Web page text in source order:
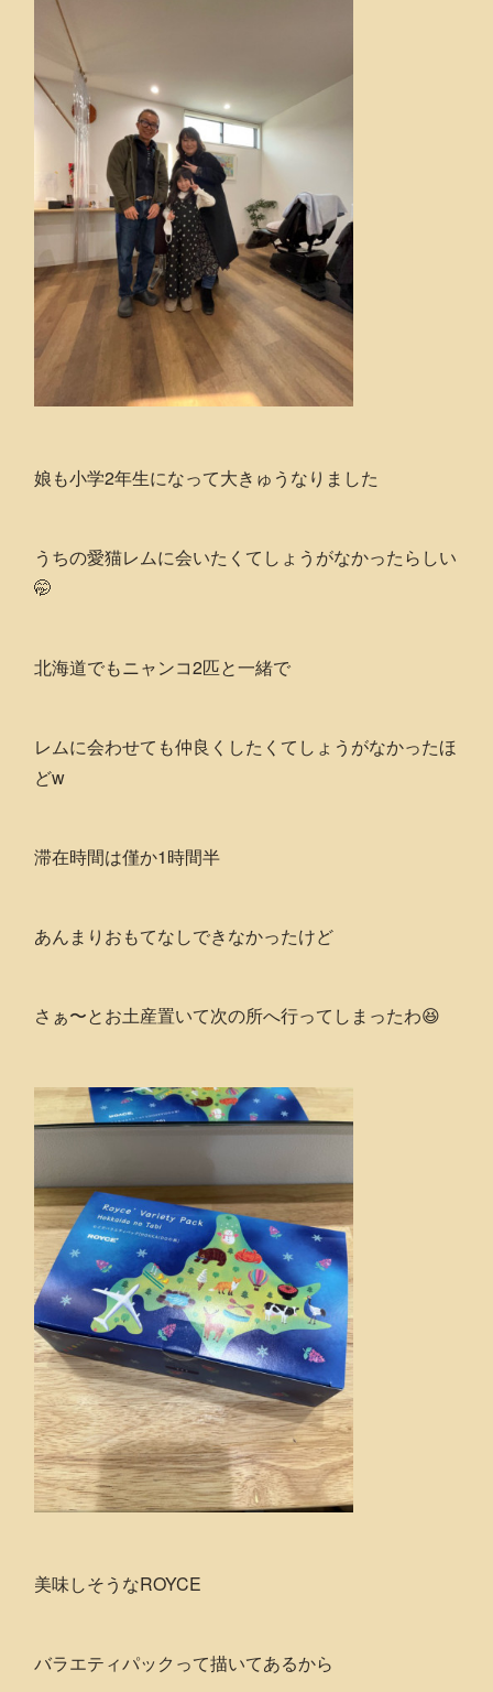
娘も小学2年生になって大きゅうなりました
うちの愛猫レムに会いたくてしょうがなかったらしい
🤭
北海道でもニャンコ2匹と一緒で
レムに会わせても仲良くしたくてしょうがなかったほ
どw
滞在時間は僅か1時間半
あんまりおもてなしできなかったけど
さぁ〜とお土産置いて次の所へ行ってしまったわ😆
美味しそうなROYCE
バラエティパックって描いてあるから